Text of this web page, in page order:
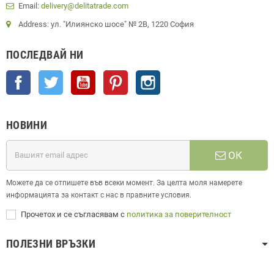
Email: delivery@delitatrade.com
Address: ул. "Илиянско шосе" № 2В, 1220 София
ПОСЛЕДВАЙ НИ
Facebook Twitter YouTube Pinterest
НОВИНИ
ОК
Можете да се отпишете във всеки момент. За целта моля намерете
информацията за контакт с нас в правните условия.
Прочетох и се съгласявам с политика за поверителност
ПОЛЕЗНИ ВРЪЗКИ